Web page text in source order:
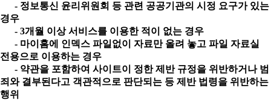
- 정보통신 윤리위원회 등 관련 공공기관의 시정 요구가 있는
경우
- 3개월 이상 서비스를 이용한 적이 없는 경우
- 마이홈에 인덱스 파일없이 자료만 올려 놓고 파일 자료실
전용으로 이용하는 경우
- 약관을 포함하여 사이트이 정한 제반 규정을 위반하거나 범
죄와 결부된다고 객관적으로 판단되는 등 제반 법령을 위반하는
행위